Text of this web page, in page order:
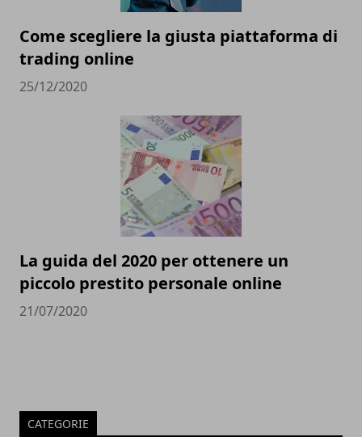
Come scegliere la giusta piattaforma di
trading online
25/12/2020
La guida del 2020 per ottenere un
piccolo prestito personale online
21/07/2020
CATEGORIE